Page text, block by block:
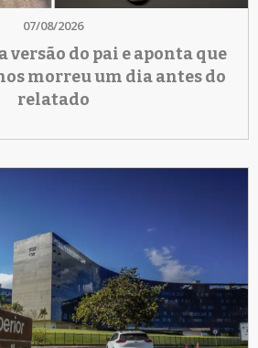
07/08/2026
versão do pai e aponta que
morreu um dia antes do
relatado